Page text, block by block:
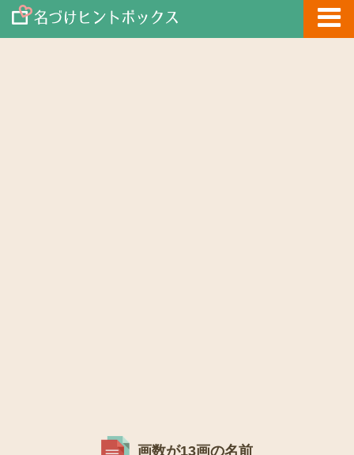
画数が13画の名前